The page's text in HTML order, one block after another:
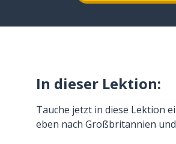
In dieser Lektion:
Tauche jetzt in diese Lektion
eben nach Großbritannien